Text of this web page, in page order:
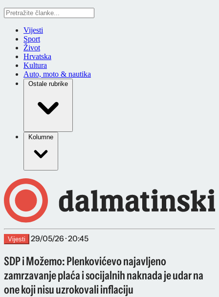
Vijesti
Sport
Život
Hrvatska
Kultura
Auto, moto & nautika
Ostale rubrike
Kolumne
Vijesti 29/05/26 · 20:45
SDP i Možemo: Plenkovićevo najavljeno
zamrzavanje plaća i socijalnih naknada je udar na
one koji nisu uzrokovali inflaciju